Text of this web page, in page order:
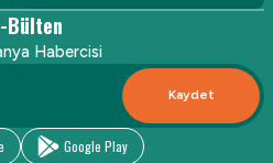
Bülten
Habercisi
Kaydet
Google Play